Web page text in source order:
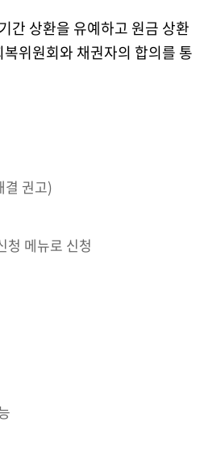
간 상환을 유예하고 원금 상환
위원회와 채권자의 합의를 통
결 권고)
메뉴로 신청